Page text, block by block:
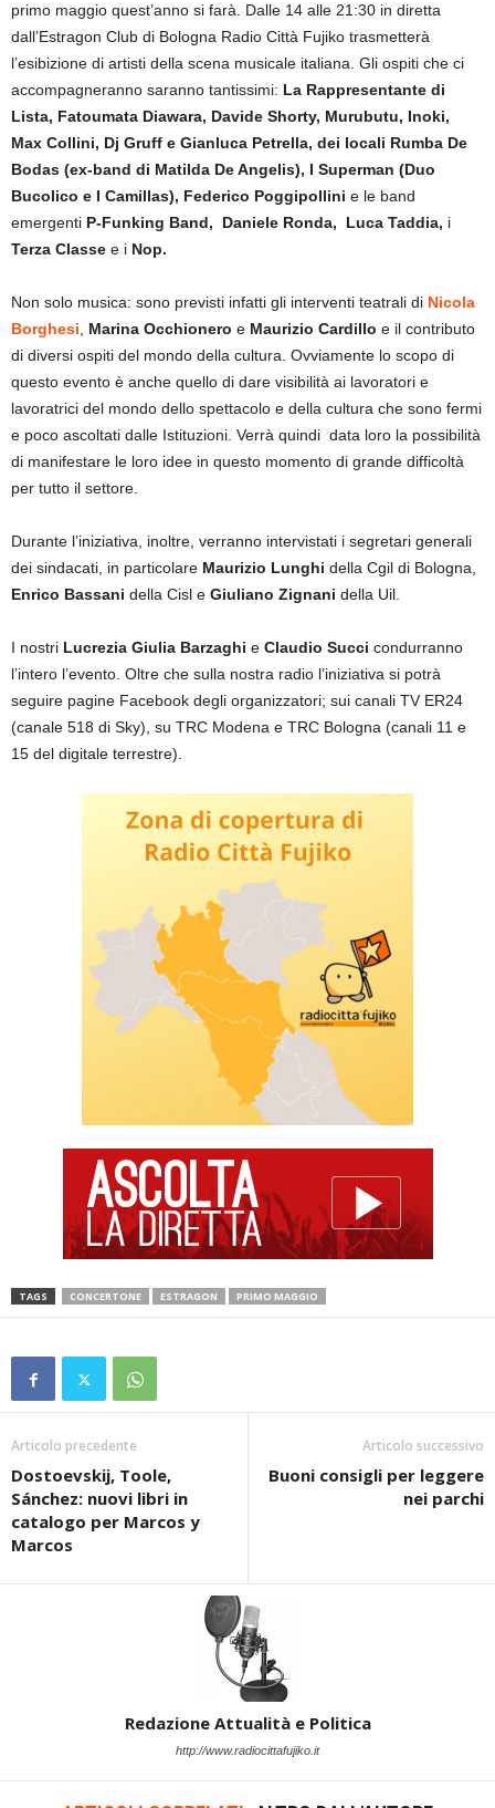
primo maggio quest’anno si farà. Dalle 14 alle 21:30 in diretta
dall’Estragon Club di Bologna Radio Città Fujiko trasmetterà
l’esibizione di artisti della scena musicale italiana. Gli ospiti che ci
accompagneranno saranno tantissimi: La Rappresentante di
Lista, Fatoumata Diawara, Davide Shorty, Murubutu, Inoki,
Max Collini, Dj Gruff e Gianluca Petrella, dei locali Rumba De
Bodas (ex-band di Matilda De Angelis), I Superman (Duo
Bucolico e I Camillas), Federico Poggipollini e le band
emergenti P-Funking Band, Daniele Ronda, Luca Taddia, i
Terza Classe e i Nop.
Non solo musica: sono previsti infatti gli interventi teatrali di Nicola
Borghesi, Marina Occhionero e Maurizio Cardillo e il contributo
di diversi ospiti del mondo della cultura. Ovviamente lo scopo di
questo evento è anche quello di dare visibilità ai lavoratori e
lavoratrici del mondo dello spettacolo e della cultura che sono fermi
e poco ascoltati dalle Istituzioni. Verrà quindi data loro la possibilità
di manifestare le loro idee in questo momento di grande difficoltà
per tutto il settore.
Durante l’iniziativa, inoltre, verranno intervistati i segretari generali
dei sindacati, in particolare Maurizio Lunghi della Cgil di Bologna,
Enrico Bassani della Cisl e Giuliano Zignani della Uil.
I nostri Lucrezia Giulia Barzaghi e Claudio Succi condurranno
l’intero l’evento. Oltre che sulla nostra radio l’iniziativa si potrà
seguire pagine Facebook degli organizzatori; sui canali TV ER24
(canale 518 di Sky), su TRC Modena e TRC Bologna (canali 11 e
15 del digitale terrestre).
TAGS CONCERTONE ESTRAGON PRIMO MAGGIO
Articolo precedente
Dostoevskij, Toole,
Sánchez: nuovi libri in
catalogo per Marcos y
Marcos
Articolo successivo
Buoni consigli per leggere
nei parchi
Redazione Attualità e Politica
http://www.radiocittafujiko.it